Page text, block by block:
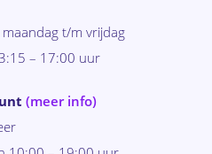
t/m vrijdag
– 17:00 uur
(meer info)